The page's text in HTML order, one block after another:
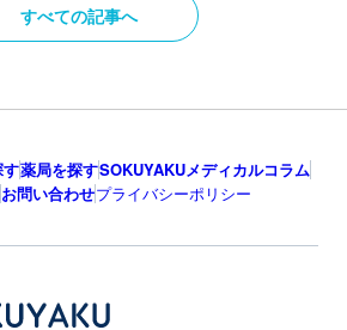
すべての記事へ
薬局を探すSOKUYAKUメディカルコラム
お問い合わせプライバシーポリシー